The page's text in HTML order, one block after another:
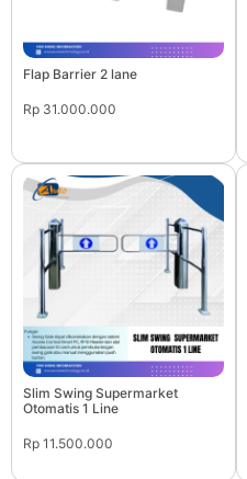
Flap Barrier 2 lane
Rp 31.000.000
Slim Swing Supermarket
Otomatis 1 Line
Rp 11.500.000